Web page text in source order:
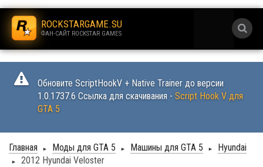
.
ROCKSTARGAME.SU
ФАН-САЙТ ROCKSTAR GAMES
.
Обновите ScriptHookV + Native Trainer до версии
1.0.1737.6 Ссылка для скачивания -Script Hook V для
GTA 5
Главная ► Моды для GTA 5 ► Машины для GTA 5 ► Hyundai
►
2012 Hyundai Veloster